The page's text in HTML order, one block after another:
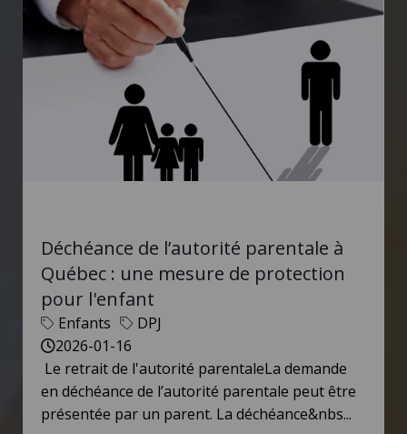
Déchéance de l’autorité parentale à
Québec : une mesure de protection
pour l'enfant
Enfants
DPJ
2026-01-16
Le retrait de l'autorité parentaleLa demande
en déchéance de l’autorité parentale peut être
présentée par un parent. La déchéance&nbs...